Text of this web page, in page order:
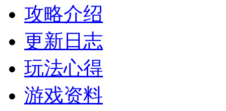
攻略介绍
更新日志
玩法心得
游戏资料